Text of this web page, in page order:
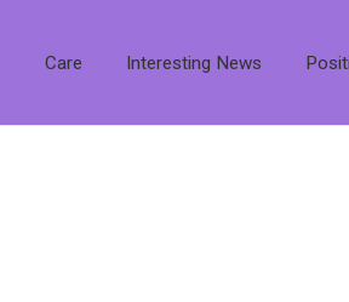
Care Interesting News